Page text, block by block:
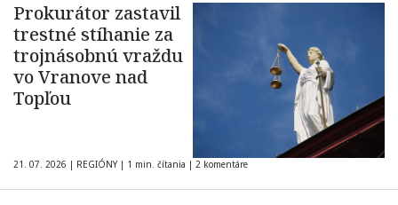
Prokurátor zastavil
trestné stíhanie za
trojnásobnú vraždu
vo Vranove nad
Topľou
21. 07. 2026 | REGIÓNY | 1 min. čítania | 2 komentáre